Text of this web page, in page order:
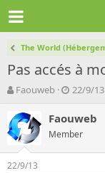
The World
Pas accés à
A
t
e
u
r
d
Faouweb
D
t
d
e
22/9/13
Faouweb
Member
22/9/13